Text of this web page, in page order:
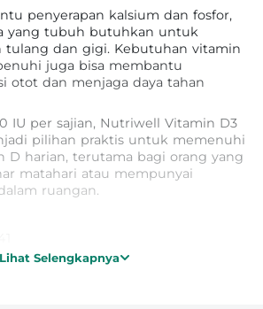
penyerapan kalsium dan fosfor,
yang tubuh butuhkan untuk
tulang dan gigi. Kebutuhan vitamin
juga bisa membantu
otot dan menjaga daya tahan
IU per sajian, Nutriwell Vitamin D3
pilihan praktis untuk memenuhi
D harian, terutama bagi orang yang
matahari atau mempunyai
ruangan.
Lihat Selengkapnya